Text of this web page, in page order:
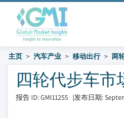
主页 汽车产业 移动出行 两
四轮代步车市
报告 ID: GMI11255 |发布日期: